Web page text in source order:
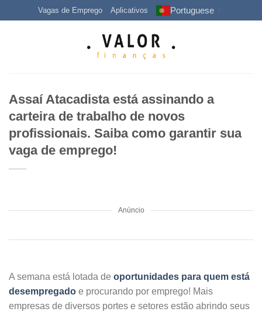
to
Vagas de Emprego Aplicativos Portuguese ▼
Assaí Atacadista está assinando a
carteira de trabalho de novos
profissionais. Saiba como garantir sua
vaga de emprego!
Anúncio
A semana está lotada de oportunidades para quem está
desempregado e procurando por emprego! Mais
empresas de diversos portes e setores estão abrindo seus